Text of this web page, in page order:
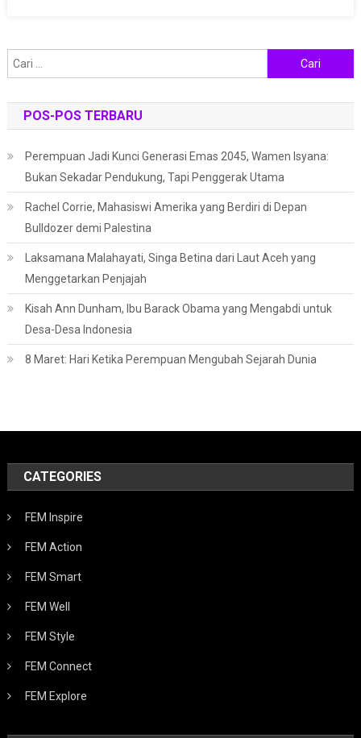
untuk:
POS-POS TERBARU
Perempuan Jadi Kunci Generasi Emas 2045, Wamen Isyana:
Bukan Sekadar Pendukung, Tapi Penggerak Utama
Rachel Corrie, Mahasiswi Amerika yang Berdiri di Depan
Bulldozer demi Palestina
Laksamana Malahayati, Singa Betina dari Laut Aceh yang
Menggetarkan Penjajah
Kisah Ann Dunham, Ibu Barack Obama yang Mengabdi untuk
Desa-Desa Indonesia
8 Maret: Hari Ketika Perempuan Mengubah Sejarah Dunia
CATEGORIES
FEM Inspire
FEM Action
FEM Smart
FEM Well
FEM Style
FEM Connect
FEM Explore